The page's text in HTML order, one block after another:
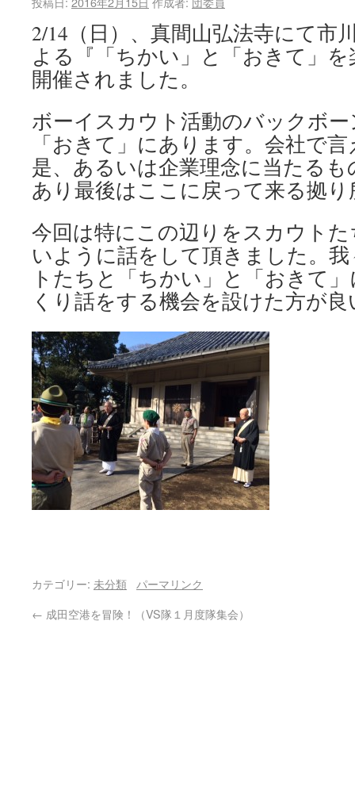
2/14（日）、真間山弘法寺にて市
よる『「ちかい」と「おきて」
開催されました。
ボーイスカウト活動のバックボ
「おきて」にあります。会社で
是、あるいは企業理念に当たる
あり最後はここに戻って来る拠
今回は特にこの辺りをスカウト
いように話をして頂きました。
トたちと「ちかい」と「おきて
くり話をする機会を設けた方が
カテゴリー: 未分類
パーマリンク
← 成田空港を冒険！（VS隊１月度隊集会）